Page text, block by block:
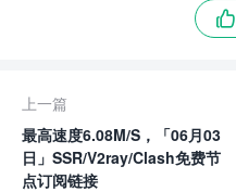

上一篇
最高速度6.08M/S，「06月03
日」SSR/V2ray/Clash免费节
点订阅链接